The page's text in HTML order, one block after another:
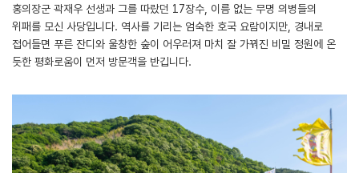
홍의장군 곽재우 선생과 그를 따랐던 17장수, 이름 없는 무명 의병들의
위패를 모신 사당입니다. 역사를 기리는 엄숙한 호국 요람이지만, 경내로
접어들면 푸른 잔디와 울창한 숲이 어우러져 마치 잘 가꿔진 비밀 정원에 온
듯한 평화로움이 먼저 방문객을 반깁니다.